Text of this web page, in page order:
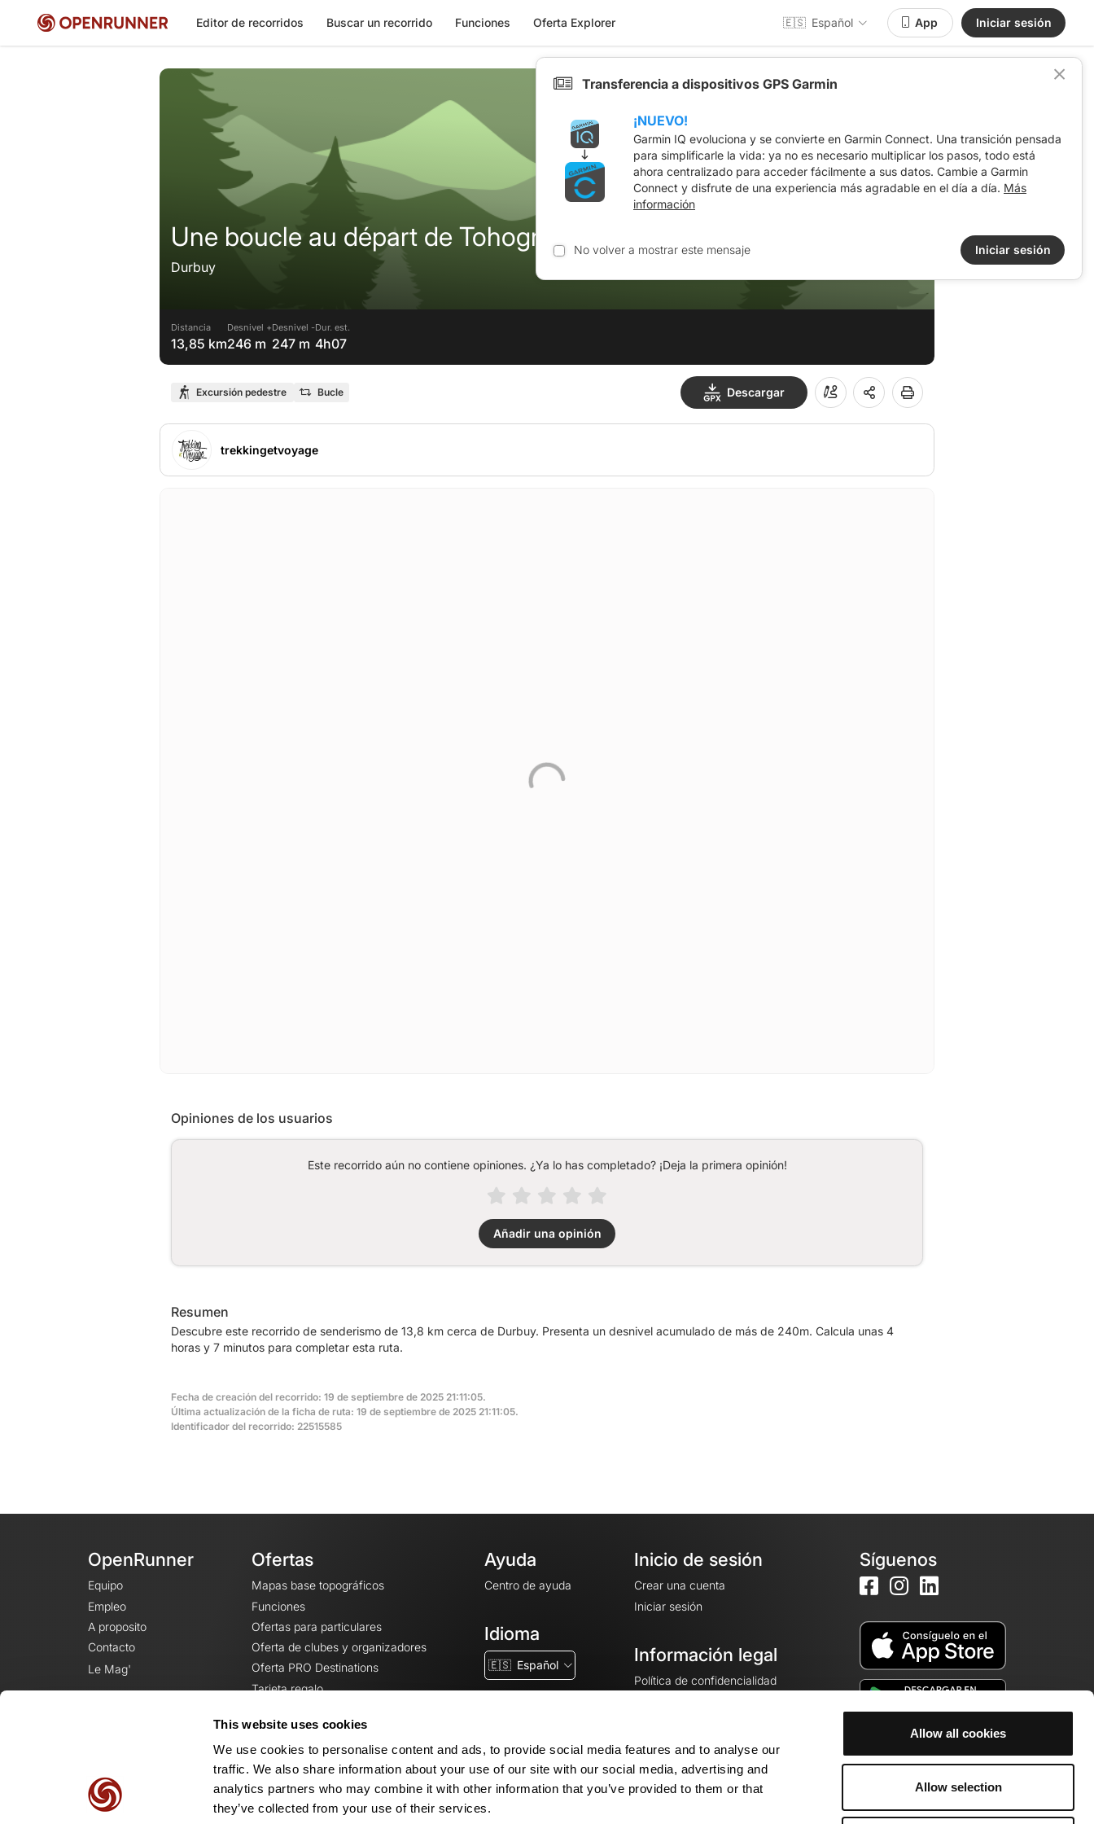
This website uses cookies
We use cookies to personalise content and ads, to provide social media features and to analyse our
traffic. We also share information about your use of our site with our social media, advertising and
analytics partners who may combine it with other information that you’ve provided to them or that
they’ve collected from your use of their services.
Allow all cookies
Allow selection
Editor de recorridos Buscar un recorrido Funciones Oferta Explorer 🇪🇸 Español App Iniciar sesión
Une boucle au départ de Tohogne
Durbuy
Distancia
13,85 km
Desnivel +
246 m
Desnivel -
247 m
Dur. est.
4h07
Excursión pedestre Bucle Descargar
trekkingetvoyage
Opiniones de los usuarios
Este recorrido aún no contiene opiniones. ¿Ya lo has completado? ¡Deja la primera opinión!
Añadir una opinión
Resumen
Descubre este recorrido de senderismo de 13,8 km cerca de Durbuy. Presenta un desnivel acumulado de más de 240m. Calcula unas 4
horas y 7 minutos para completar esta ruta.
Fecha de creación del recorrido: 19 de septiembre de 2025 21:11:05.
Última actualización de la ficha de ruta: 19 de septiembre de 2025 21:11:05.
Identificador del recorrido: 22515585
OpenRunner
Equipo
Empleo
A proposito
Contacto
Le Mag'
Ofertas
Mapas base topográficos
Funciones
Ofertas para particulares
Oferta de clubes y organizadores
Oferta PRO Destinations
Tarjeta regalo
Ayuda
Centro de ayuda
Idioma
🇪🇸 Español
Inicio de sesión
Crear una cuenta
Iniciar sesión
Información legal
Política de confidencialidad
Avisos legales
Configuración de cookies
Síguenos
Transferencia a dispositivos GPS Garmin
¡NUEVO!
Garmin IQ evoluciona y se convierte en Garmin Connect. Una transición pensada
para simplificarle la vida: ya no es necesario multiplicar los pasos, todo está
ahora centralizado para acceder fácilmente a sus datos. Cambie a Garmin
Connect y disfrute de una experiencia más agradable en el día a día. Más
información
No volver a mostrar este mensaje Iniciar sesión